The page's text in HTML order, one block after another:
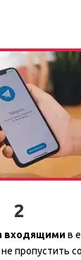
2
входящими в
пропустить